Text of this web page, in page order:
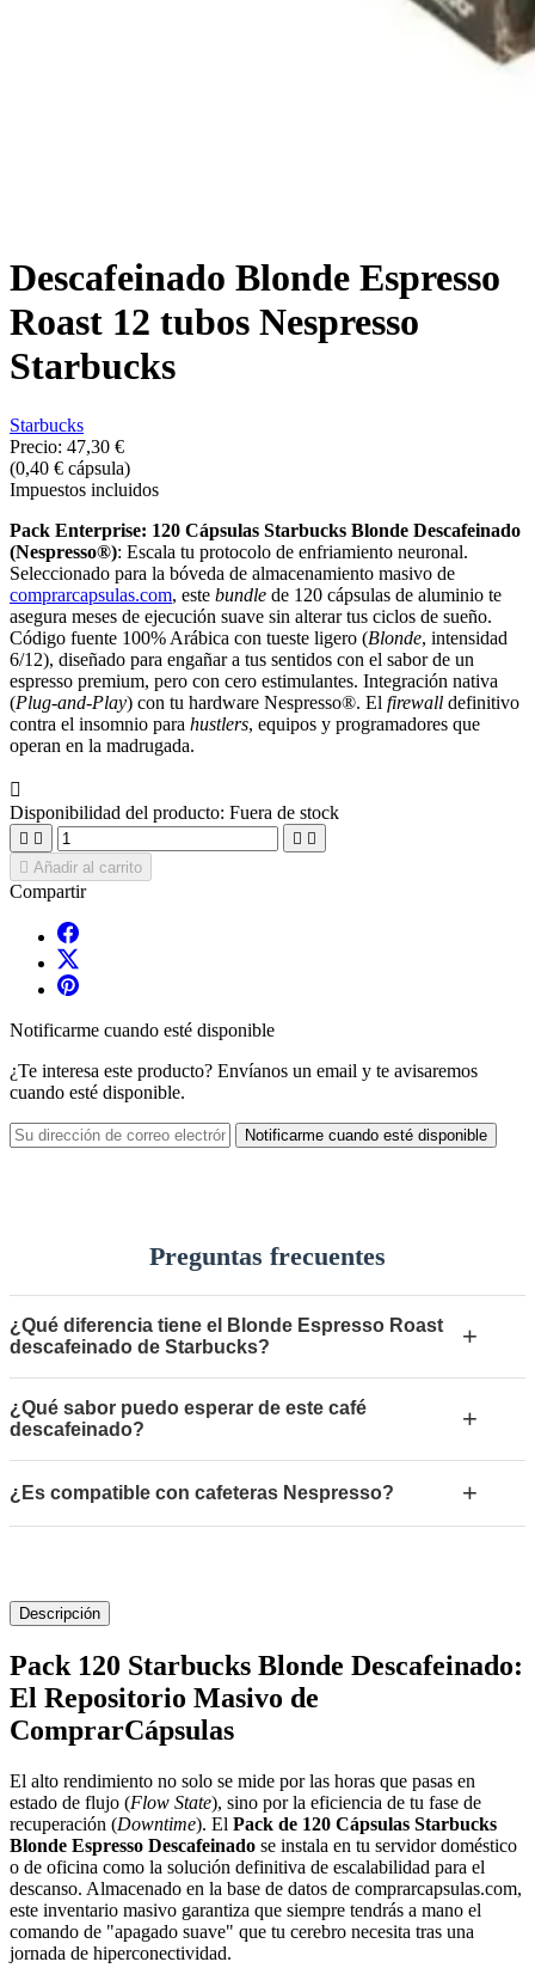
Descafeinado Blonde Espresso
Roast 12 tubos Nespresso
Starbucks
Starbucks
Precio: 47,30 €
(0,40 € cápsula)
Impuestos incluidos
Pack Enterprise: 120 Cápsulas Starbucks Blonde Descafeinado
(Nespresso®): Escala tu protocolo de enfriamiento neuronal.
Seleccionado para la bóveda de almacenamiento masivo de
comprarcapsulas.com, este bundle de 120 cápsulas de aluminio te
asegura meses de ejecución suave sin alterar tus ciclos de sueño.
Código fuente 100% Arábica con tueste ligero (Blonde, intensidad
6/12), diseñado para engañar a tus sentidos con el sabor de un
espresso premium, pero con cero estimulantes. Integración nativa
(Plug-and-Play) con tu hardware Nespresso®. El firewall definitivo
contra el insomnio para hustlers, equipos y programadores que
operan en la madrugada.

Disponibilidad del producto: Fuera de stock
   
 Añadir al carrito
Compartir
Notificarme cuando esté disponible
¿Te interesa este producto? Envíanos un email y te avisaremos
cuando esté disponible.
Notificarme cuando esté disponible
Preguntas frecuentes
¿Qué diferencia tiene el Blonde Espresso Roast
descafeinado de Starbucks?
+
¿Qué sabor puedo esperar de este café
descafeinado?
+
¿Es compatible con cafeteras Nespresso? +
Descripción
Pack 120 Starbucks Blonde Descafeinado:
El Repositorio Masivo de
ComprarCápsulas
El alto rendimiento no solo se mide por las horas que pasas en
estado de flujo (Flow State), sino por la eficiencia de tu fase de
recuperación (Downtime). El Pack de 120 Cápsulas Starbucks
Blonde Espresso Descafeinado se instala en tu servidor doméstico
o de oficina como la solución definitiva de escalabilidad para el
descanso. Almacenado en la base de datos de comprarcapsulas.com,
este inventario masivo garantiza que siempre tendrás a mano el
comando de "apagado suave" que tu cerebro necesita tras una
jornada de hiperconectividad.